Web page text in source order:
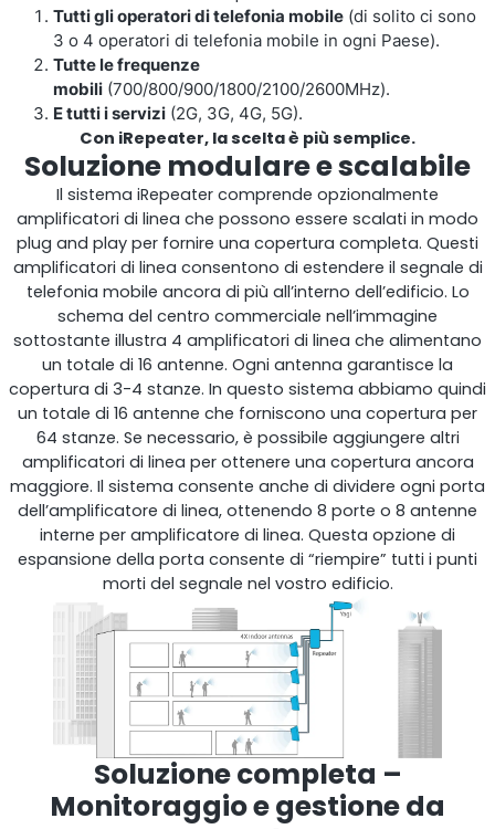
Monitoraggio remoto
Tutti gli operatori di telefonia mobile (di solito ci sono
3 o 4 operatori di telefonia mobile in ogni Paese).
Tutte le frequenze
mobili (700/800/900/1800/2100/2600MHz).
E tutti i servizi (2G, 3G, 4G, 5G).
Con iRepeater, la scelta è più semplice.
Soluzione modulare e scalabile
Il sistema iRepeater comprende opzionalmente
amplificatori di linea che possono essere scalati in modo
plug and play per fornire una copertura completa. Questi
amplificatori di linea consentono di estendere il segnale di
telefonia mobile ancora di più all’interno dell’edificio. Lo
schema del centro commerciale nell’immagine
sottostante illustra 4 amplificatori di linea che alimentano
un totale di 16 antenne. Ogni antenna garantisce la
copertura di 3-4 stanze. In questo sistema abbiamo quindi
un totale di 16 antenne che forniscono una copertura per
64 stanze. Se necessario, è possibile aggiungere altri
amplificatori di linea per ottenere una copertura ancora
maggiore. Il sistema consente anche di dividere ogni porta
dell’amplificatore di linea, ottenendo 8 porte o 8 antenne
interne per amplificatore di linea. Questa opzione di
espansione della porta consente di “riempire” tutti i punti
morti del segnale nel vostro edificio.
Soluzione completa –
Monitoraggio e gestione da